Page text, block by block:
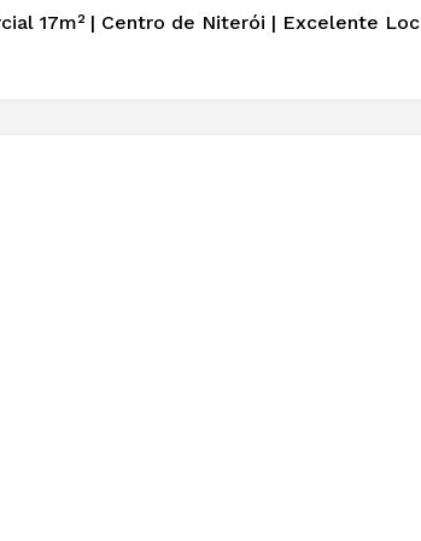
17m² | Centro de Niterói | Excelente